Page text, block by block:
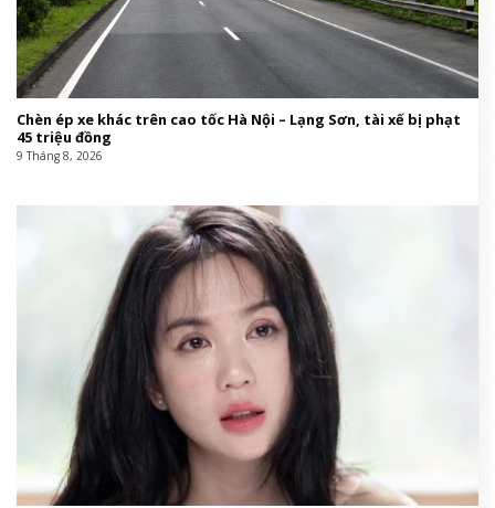
Chèn ép xe khác trên cao tốc Hà Nội – Lạng Sơn, tài xế bị phạt
45 triệu đồng
9 Tháng 8, 2026